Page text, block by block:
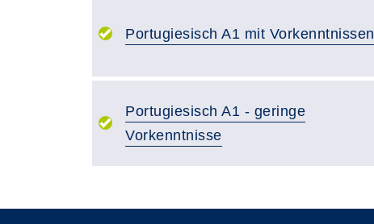
Portugiesisch A1 mit Vorkenntnissen
Portugiesisch A1 - geringe
Vorkenntnisse